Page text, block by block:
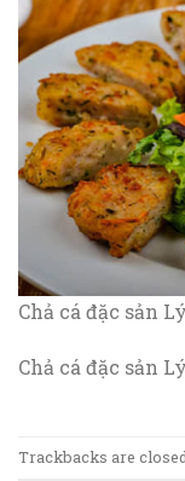
Chả cá đặc sản
Chả cá đặc sản
Trackbacks are